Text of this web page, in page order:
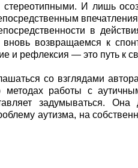
И лишь
в
возвращаемся к
и рефлексия — это путь к
со взглядами
методах работы с
задумываться.
аутизма, на